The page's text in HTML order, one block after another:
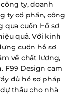
ty, doanh
ty cổ phần, công
qua cuốn Hồ sơ
quả. Với kinh
cuốn hồ sơ
về chất lượng,
F99 Design cam
đủ hồ sơ pháp
thầu cho nhà